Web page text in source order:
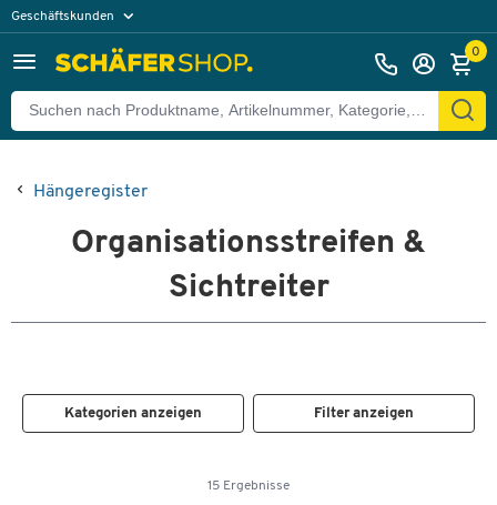
Geschäftskunden
0
Hängeregister
Organisationsstreifen &
Sichtreiter
Kategorien anzeigen Filter anzeigen
15 Ergebnisse